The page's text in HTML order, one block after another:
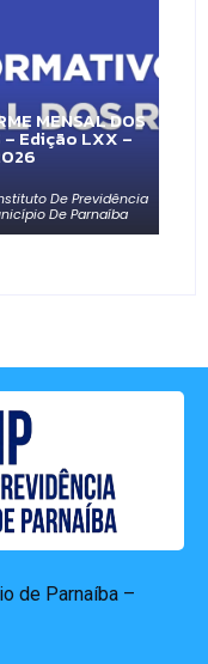
MENSAL DOS
– Edição LXX –
De Previdência
De Parnaíba
de Parnaíba –